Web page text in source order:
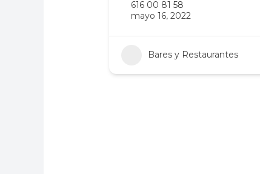
616 00 81 58
mayo 16, 2022
Bares y Restaurantes